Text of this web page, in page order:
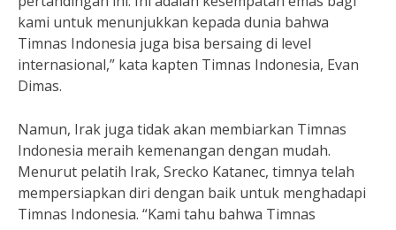
kami untuk menunjukkan kepada dunia bahwa
Timnas Indonesia juga bisa bersaing di level
internasional,” kata kapten Timnas Indonesia, Evan
Dimas.
Namun, Irak juga tidak akan membiarkan Timnas
Indonesia meraih kemenangan dengan mudah.
Menurut pelatih Irak, Srecko Katanec, timnya telah
mempersiapkan diri dengan baik untuk menghadapi
Timnas Indonesia. “Kami tahu bahwa Timnas